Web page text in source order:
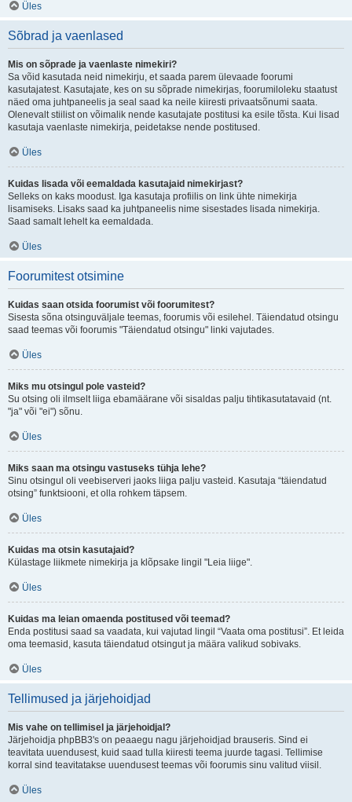
Üles
Sõbrad ja vaenlased
Mis on sõprade ja vaenlaste nimekiri?
Sa võid kasutada neid nimekirju, et saada parem ülevaade foorumi
kasutajatest. Kasutajate, kes on su sõprade nimekirjas, foorumiloleku staatust
näed oma juhtpaneelis ja seal saad ka neile kiiresti privaatsõnumi saata.
Olenevalt stiilist on võimalik nende kasutajate postitusi ka esile tõsta. Kui lisad
kasutaja vaenlaste nimekirja, peidetakse nende postitused.
Üles
Kuidas lisada või eemaldada kasutajaid nimekirjast?
Selleks on kaks moodust. Iga kasutaja profiilis on link ühte nimekirja
lisamiseks. Lisaks saad ka juhtpaneelis nime sisestades lisada nimekirja.
Saad samalt lehelt ka eemaldada.
Üles
Foorumitest otsimine
Kuidas saan otsida foorumist või foorumitest?
Sisesta sõna otsinguväljale teemas, foorumis või esilehel. Täiendatud otsingu
saad teemas või foorumis "Täiendatud otsingu" linki vajutades.
Üles
Miks mu otsingul pole vasteid?
Su otsing oli ilmselt liiga ebamäärane või sisaldas palju tihtikasutatavaid (nt.
"ja" või "ei") sõnu.
Üles
Miks saan ma otsingu vastuseks tühja lehe?
Sinu otsingul oli veebiserveri jaoks liiga palju vasteid. Kasutaja “täiendatud
otsing” funktsiooni, et olla rohkem täpsem.
Üles
Kuidas ma otsin kasutajaid?
Külastage liikmete nimekirja ja klõpsake lingil "Leia liige".
Üles
Kuidas ma leian omaenda postitused või teemad?
Enda postitusi saad sa vaadata, kui vajutad lingil “Vaata oma postitusi”. Et leida
oma teemasid, kasuta täiendatud otsingut ja määra valikud sobivaks.
Üles
Tellimused ja järjehoidjad
Mis vahe on tellimisel ja järjehoidjal?
Järjehoidja phpBB3's on peaaegu nagu järjehoidjad brauseris. Sind ei
teavitata uuendusest, kuid saad tulla kiiresti teema juurde tagasi. Tellimise
korral sind teavitatakse uuendusest teemas või foorumis sinu valitud viisil.
Üles